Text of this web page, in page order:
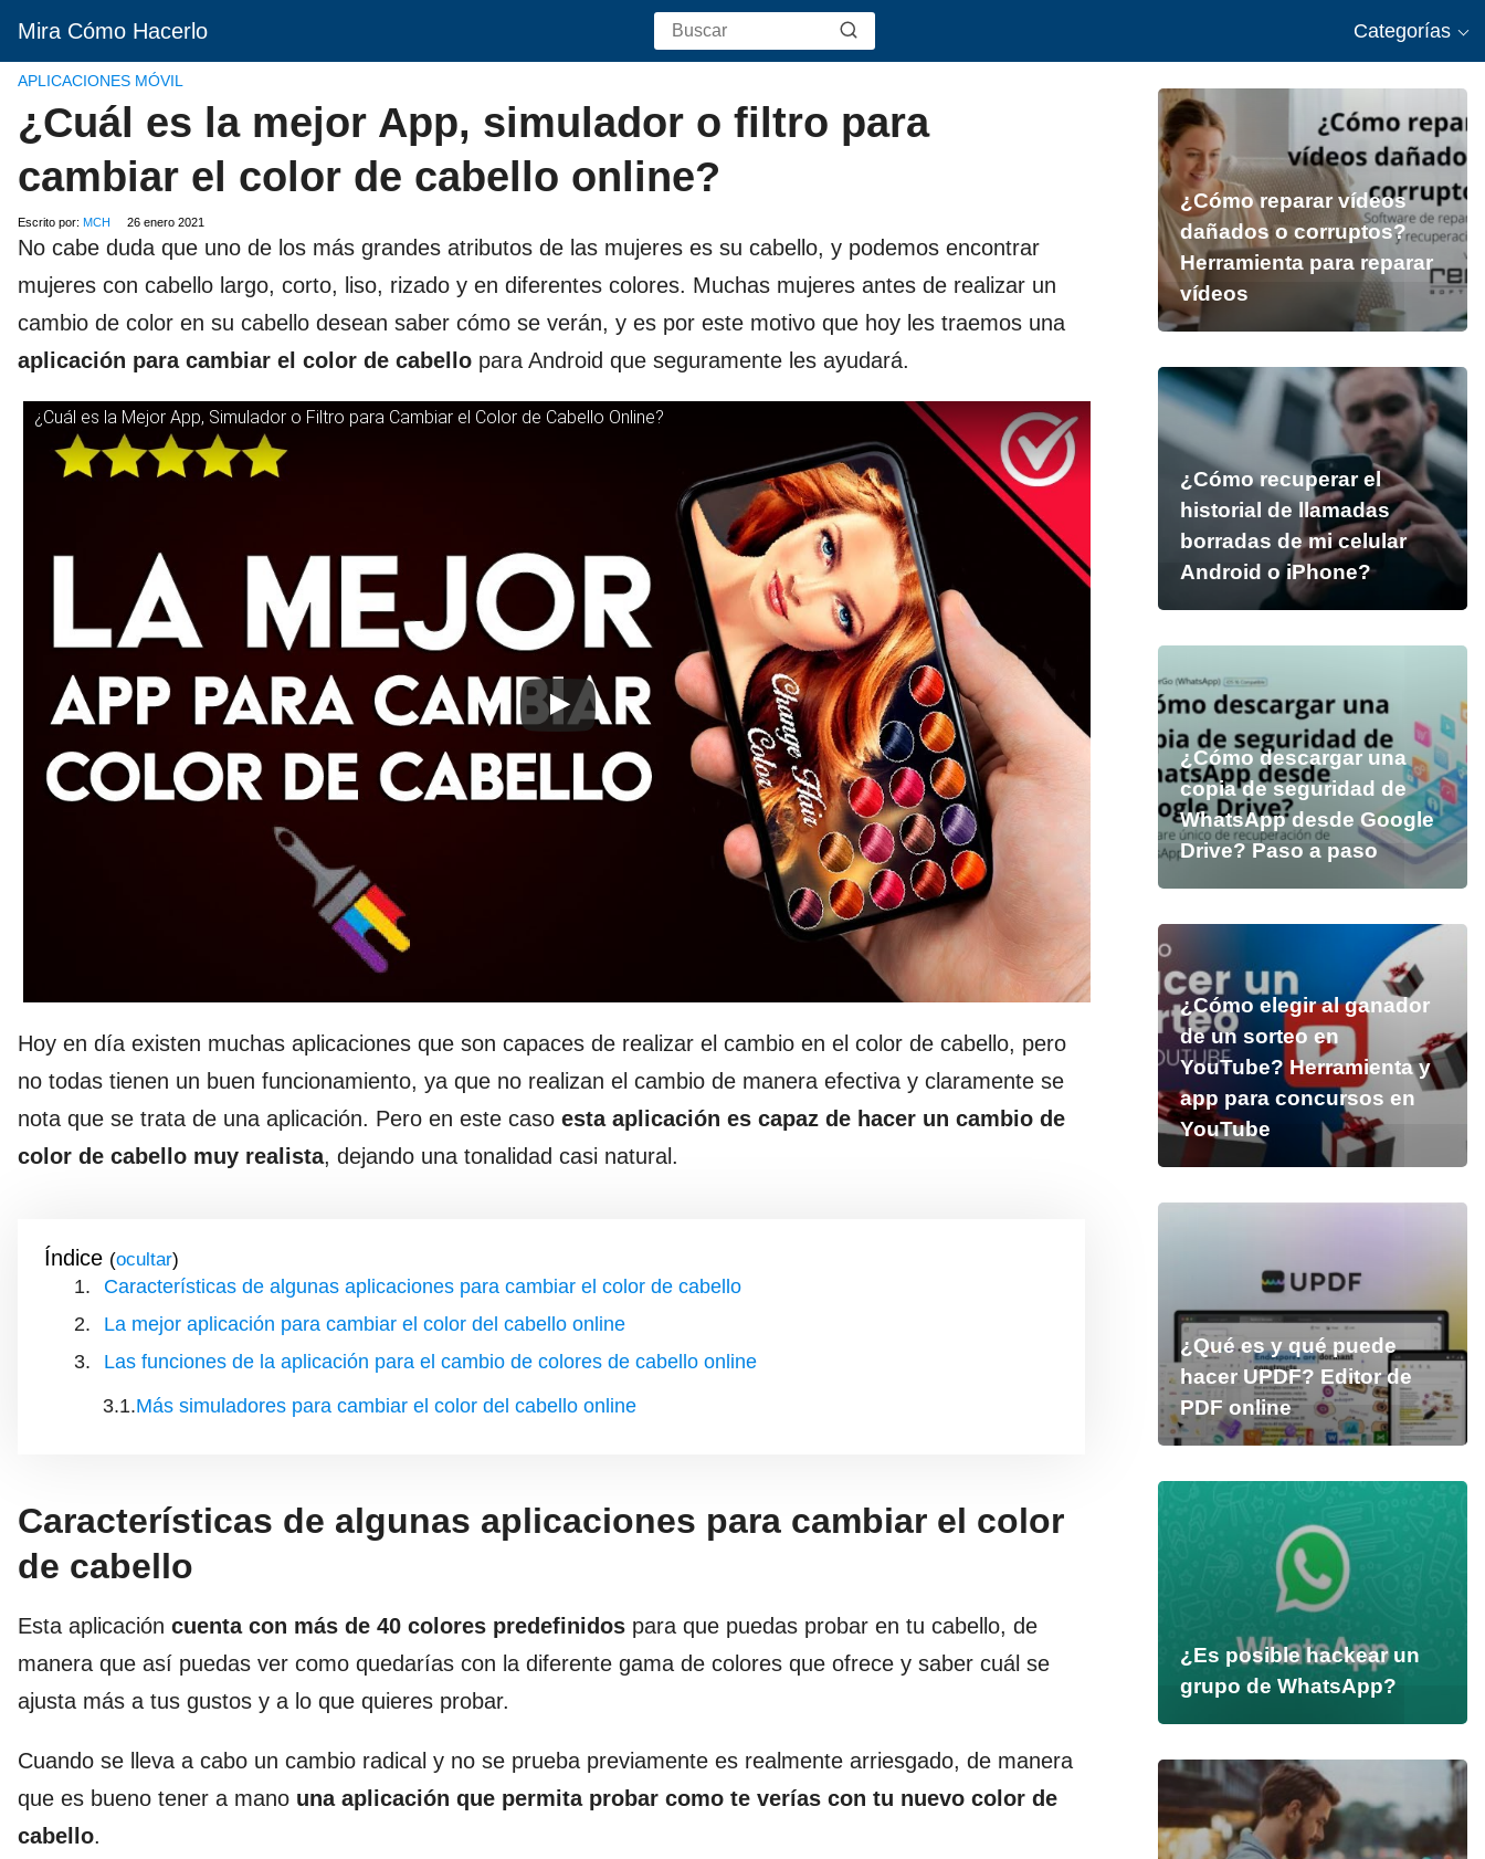
Mira Cómo Hacerlo Categorías
APLICACIONES MÓVIL
¿Cuál es la mejor App, simulador o filtro para
cambiar el color de cabello online?
Escrito por: MCH 26 enero 2021
No cabe duda que uno de los más grandes atributos de las mujeres es su cabello, y podemos encontrar
mujeres con cabello largo, corto, liso, rizado y en diferentes colores. Muchas mujeres antes de realizar un
cambio de color en su cabello desean saber cómo se verán, y es por este motivo que hoy les traemos una
aplicación para cambiar el color de cabello para Android que seguramente les ayudará.
¿Cuál es la Mejor App, Simulador o Filtro para Cambiar el Color de Cabello Online?
Hoy en día existen muchas aplicaciones que son capaces de realizar el cambio en el color de cabello, pero
no todas tienen un buen funcionamiento, ya que no realizan el cambio de manera efectiva y claramente se
nota que se trata de una aplicación. Pero en este caso esta aplicación es capaz de hacer un cambio de
color de cabello muy realista, dejando una tonalidad casi natural.
Índice ( )
Características de algunas aplicaciones para cambiar el color de cabello
La mejor aplicación para cambiar el color del cabello online
Las funciones de la aplicación para el cambio de colores de cabello online
Más simuladores para cambiar el color del cabello online
Características de algunas aplicaciones para cambiar el color
de cabello
Esta aplicación cuenta con más de 40 colores predefinidos para que puedas probar en tu cabello, de
manera que así puedas ver como quedarías con la diferente gama de colores que ofrece y saber cuál se
ajusta más a tus gustos y a lo que quieres probar.
Cuando se lleva a cabo un cambio radical y no se prueba previamente es realmente arriesgado, de manera
que es bueno tener a mano una aplicación que permita probar como te verías con tu nuevo color de
cabello.
¿Cómo reparar vídeos
dañados o corruptos?
Herramienta para reparar
vídeos
¿Cómo recuperar el
historial de llamadas
borradas de mi celular
Android o iPhone?
¿Cómo descargar una
copia de seguridad de
WhatsApp desde Google
Drive? Paso a paso
¿Cómo elegir al ganador
de un sorteo en
YouTube? Herramienta y
app para concursos en
YouTube
¿Qué es y qué puede
hacer UPDF? Editor de
PDF online
¿Es posible hackear un
grupo de WhatsApp?